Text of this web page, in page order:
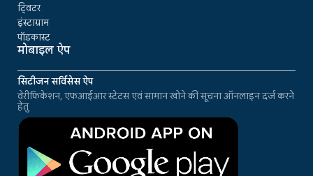
ट्विटर
इंस्टाग्राम
पॉडकास्ट
मोबाइल ऐप
सिटीजन सर्विसेस ऐप
वेरीफिकेशन, एफआईआर स्टेटस एवं सामान खोने की सूचना ऑनलाइन दर्ज करने
हेतु